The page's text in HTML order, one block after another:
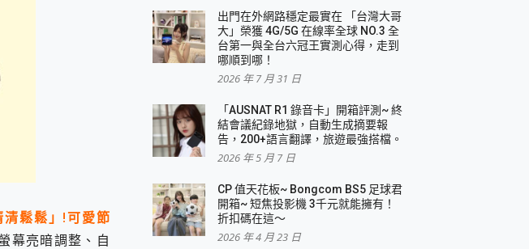
保護的隨身碟或SD卡
版全解析 × 年末優惠，一篇全看懂
Starfish 2 幻彩膠囊投影機｜結合「 智慧投影 & 煥彩流動 」的沈浸
機械鍵盤與 Mercury X 系列 輕量無線電競滑鼠 開箱 評測
寬曲面電競螢幕，多工辦公、爽度滿滿的終極桌面體驗
銷宣告驗證的手機配件品牌
Slogan 海報徵稿活動」好康大放送
薄型磁吸無線急速行動電源 開箱 評測
需求？
每月免費送你 300分鐘轉寫
登場，趕快來AGI亞奇雷挑戰任務抽 PS5！
鬆鬆」!可愛節
幕亮暗調整、自
出門在外網路穩定最實在 「台灣大哥
大」榮獲 4G/5G 在線率全球 NO.3 全
台第一與全台六冠王實測心得，走到
哪順到哪！
2026 年 7 月 31 日
「AUSNAT R1 錄音卡」開箱評測~ 終
結會議紀錄地獄，自動生成摘要報
告，200+語言翻譯，旅遊最強搭檔。
2026 年 5 月 7 日
CP 值天花板~ Bongcom BS5 足球君
開箱~ 短焦投影機 3千元就能擁有！
折扣碼在這～
2026 年 4 月 23 日